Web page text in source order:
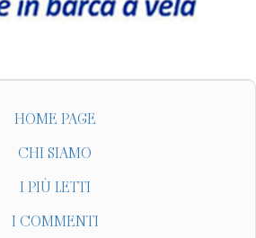
HOME PAGE
CHI SIAMO
I PIÙ LETTI
I COMMENTI